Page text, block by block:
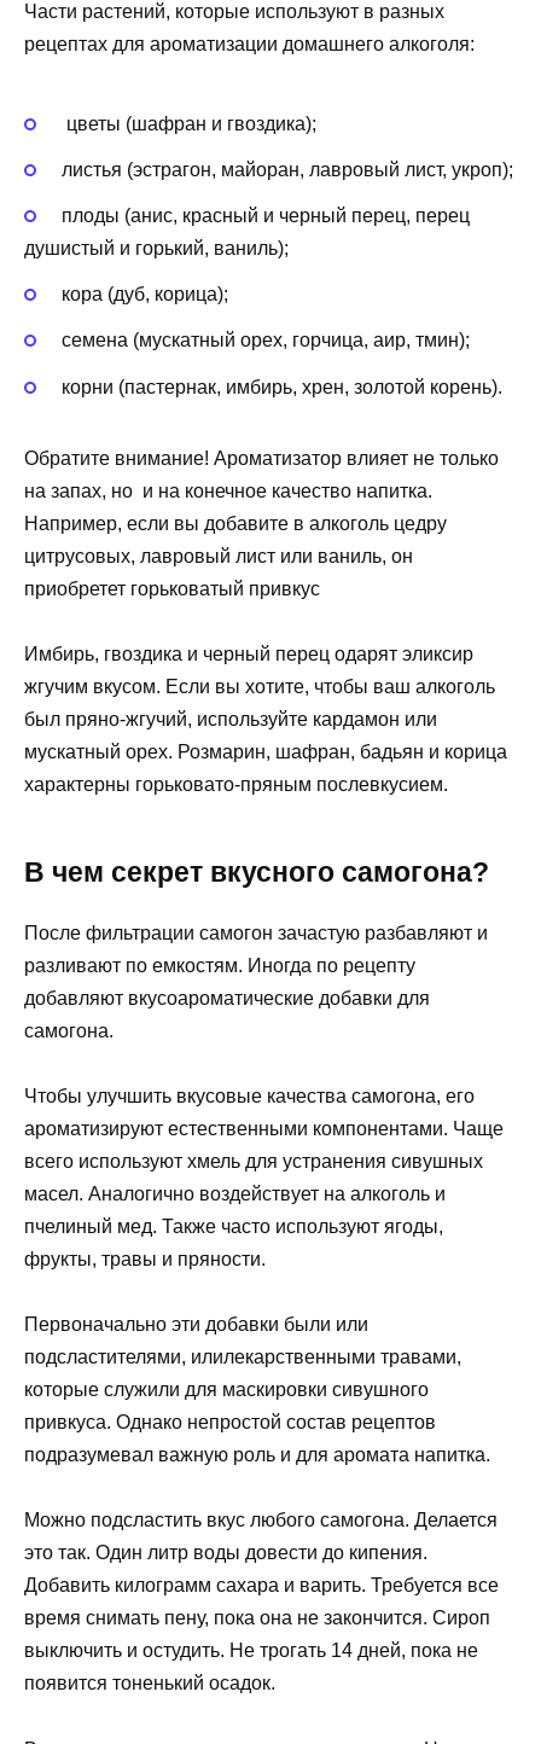
Части растений, которые используют в разных
рецептах для ароматизации домашнего алкоголя:
цветы (шафран и гвоздика);
листья (эстрагон, майоран, лавровый лист, укроп);
плоды (анис, красный и черный перец, перец
душистый и горький, ваниль);
кора (дуб, корица);
семена (мускатный орех, горчица, аир, тмин);
корни (пастернак, имбирь, хрен, золотой корень).
Обратите внимание! Ароматизатор влияет не только
на запах, но и на конечное качество напитка.
Например, если вы добавите в алкоголь цедру
цитрусовых, лавровый лист или ваниль, он
приобретет горьковатый привкус
Имбирь, гвоздика и черный перец одарят эликсир
жгучим вкусом. Если вы хотите, чтобы ваш алкоголь
был пряно-жгучий, используйте кардамон или
мускатный орех. Розмарин, шафран, бадьян и корица
характерны горьковато-пряным послевкусием.
В чем секрет вкусного самогона?
После фильтрации самогон зачастую разбавляют и
разливают по емкостям. Иногда по рецепту
добавляют вкусоароматические добавки для
самогона.
Чтобы улучшить вкусовые качества самогона, его
ароматизируют естественными компонентами. Чаще
всего используют хмель для устранения сивушных
масел. Аналогично воздействует на алкоголь и
пчелиный мед. Также часто используют ягоды,
фрукты, травы и пряности.
Первоначально эти добавки были или
подсластителями, илилекарственными травами,
которые служили для маскировки сивушного
привкуса. Однако непростой состав рецептов
подразумевал важную роль и для аромата напитка.
Можно подсластить вкус любого самогона. Делается
это так. Один литр воды довести до кипения.
Добавить килограмм сахара и варить. Требуется все
время снимать пену, пока она не закончится. Сироп
выключить и остудить. Не трогать 14 дней, пока не
появится тоненький осадок.